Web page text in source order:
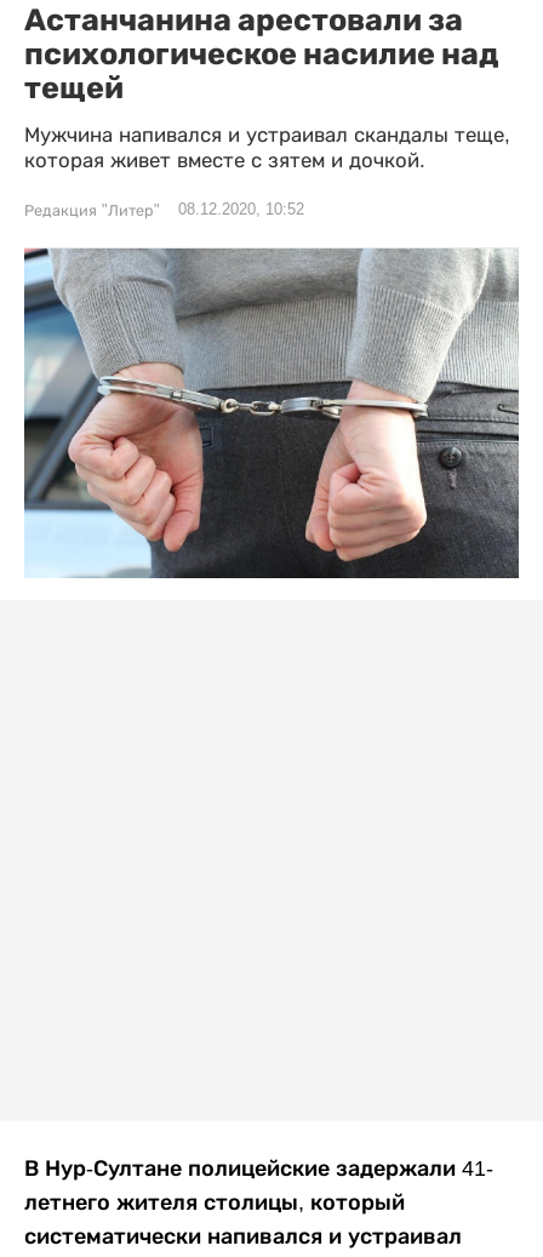
Астанчанина арестовали за
психологическое насилие над
тещей
Мужчина напивался и устраивал скандалы теще,
которая живет вместе с зятем и дочкой.
Редакция "Литер" 08.12.2020, 10:52
В Нур-Султане полицейские задержали 41-
летнего жителя столицы, который
систематически напивался и устраивал